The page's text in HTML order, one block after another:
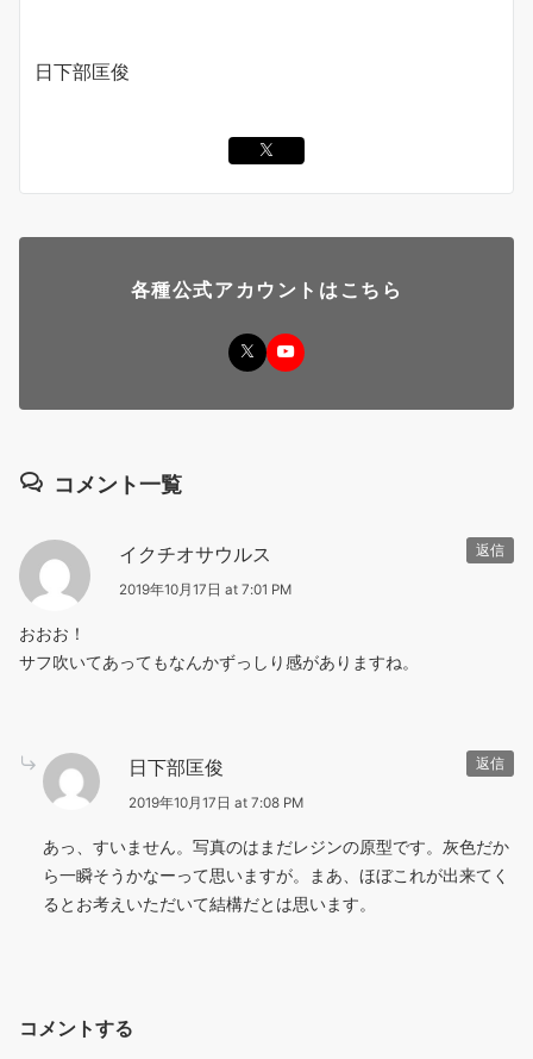
日下部匡俊
各種公式アカウントはこちら
コメント一覧
返信
イクチオサウルス
2019年10月17日 at 7:01 PM
おおお！
サフ吹いてあってもなんかずっしり感がありますね。
返信
日下部匡俊
2019年10月17日 at 7:08 PM
あっ、すいません。写真のはまだレジンの原型です。灰色だか
ら一瞬そうかなーって思いますが。まあ、ほぼこれが出来てく
るとお考えいただいて結構だとは思います。
コメントする